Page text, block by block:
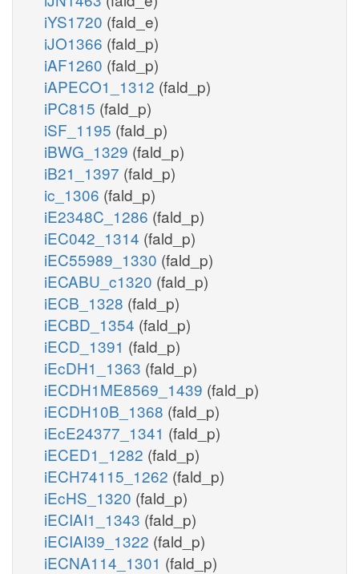
iYS1720 (fald_e)
iJO1366 (fald_p)
iAF1260 (fald_p)
iAPECO1_1312 (fald_p)
iPC815 (fald_p)
iSF_1195 (fald_p)
iBWG_1329 (fald_p)
iB21_1397 (fald_p)
ic_1306 (fald_p)
iE2348C_1286 (fald_p)
iEC042_1314 (fald_p)
iEC55989_1330 (fald_p)
iECABU_c1320 (fald_p)
iECB_1328 (fald_p)
iECBD_1354 (fald_p)
iECD_1391 (fald_p)
iEcDH1_1363 (fald_p)
iECDH1ME8569_1439 (fald_p)
iECDH10B_1368 (fald_p)
iEcE24377_1341 (fald_p)
iECED1_1282 (fald_p)
iECH74115_1262 (fald_p)
iEcHS_1320 (fald_p)
iECIAI1_1343 (fald_p)
iECIAI39_1322 (fald_p)
iECNA114_1301 (fald_p)